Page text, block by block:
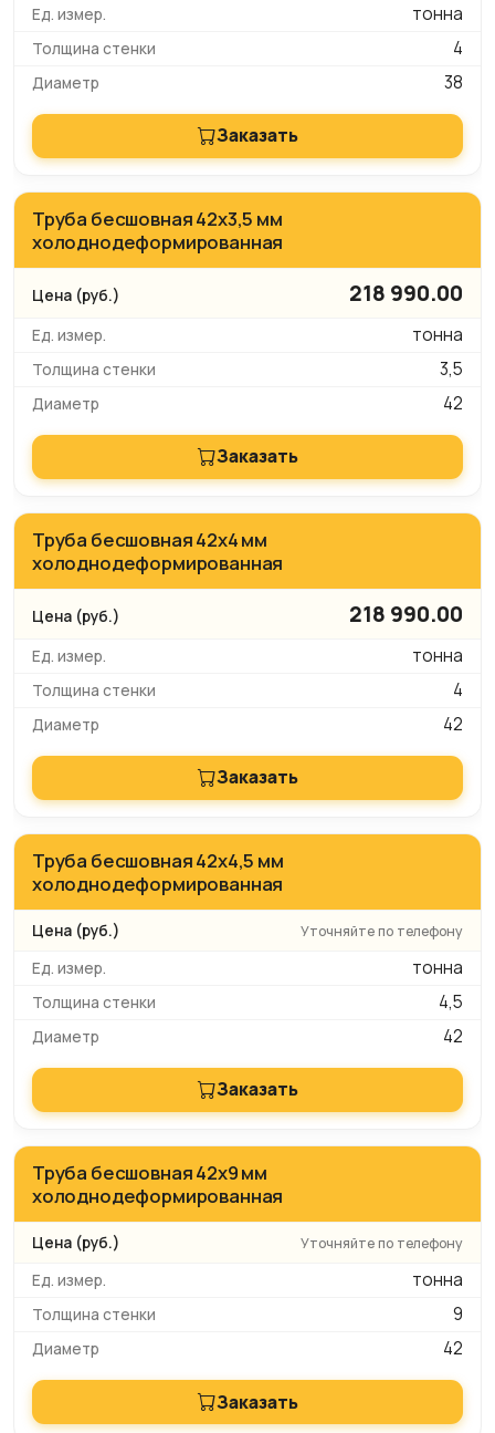
тонна
4
38
Заказать
Труба бесшовная 42х3,5 мм
холоднодеформированная
218 990.00
тонна
3,5
42
Заказать
Труба бесшовная 42х4 мм
холоднодеформированная
218 990.00
тонна
4
42
Заказать
Труба бесшовная 42х4,5 мм
холоднодеформированная
Уточняйте по телефону
тонна
4,5
42
Заказать
Труба бесшовная 42х9 мм
холоднодеформированная
Уточняйте по телефону
тонна
9
42
Заказать